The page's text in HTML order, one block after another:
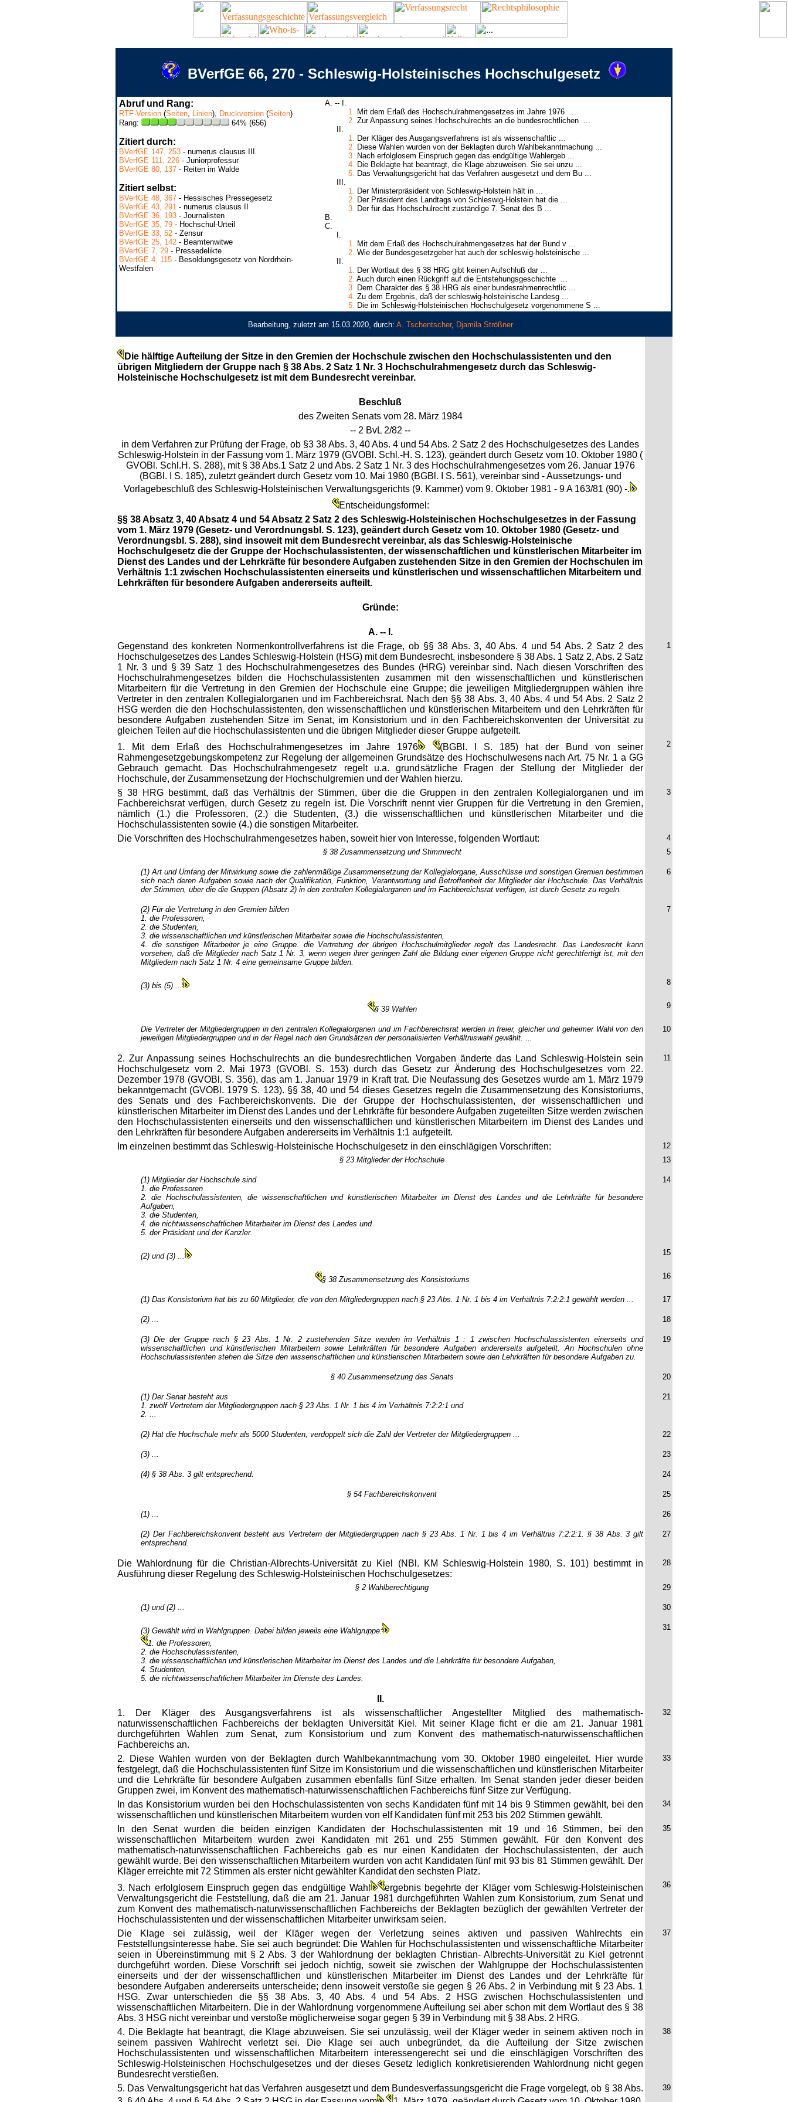
BVerfGE 66, 270 - Schleswig-Holsteinisches Hochschulgesetz
Abruf und Rang:
RTF-Version (Seiten, Linien), Druckversion (Seiten)
Rang:
64% (656)
Zitiert durch:
BVerfGE 147, 253 - numerus clausus III
BVerfGE 111, 226 - Juniorprofessur
BVerfGE 80, 137 - Reiten im Walde
Zitiert selbst:
BVerfGE 48, 367 - Hessisches Pressegesetz
BVerfGE 43, 291 - numerus clausus II
BVerfGE 36, 193 - Journalisten
BVerfGE 35, 79 - Hochschul-Urteil
BVerfGE 33, 52 - Zensur
BVerfGE 25, 142 - Beamtenwitwe
BVerfGE 7, 29 - Pressedelikte
BVerfGE 4, 115 - Besoldungsgesetz von Nordrhein-
Westfalen
A. -- I.
1. Mit dem Erlaß des Hochschulrahmengesetzes im Jahre 1976 ...
2. Zur Anpassung seines Hochschulrechts an die bundesrechtlichen ...
II.
1. Der Kläger des Ausgangsverfahrens ist als wissenschaftlic ...
2. Diese Wahlen wurden von der Beklagten durch Wahlbekanntmachung ...
3. Nach erfolglosem Einspruch gegen das endgültige Wahlergeb ...
4. Die Beklagte hat beantragt, die Klage abzuweisen. Sie sei unzu ...
5. Das Verwaltungsgericht hat das Verfahren ausgesetzt und dem Bu ...
III.
1. Der Ministerpräsident von Schleswig-Holstein hält in ...
2. Der Präsident des Landtags von Schleswig-Holstein hat die ...
3. Der für das Hochschulrecht zuständige 7. Senat des B ...
B.
C.
I.
1. Mit dem Erlaß des Hochschulrahmengesetzes hat der Bund v ...
2. Wie der Bundesgesetzgeber hat auch der schleswig-holsteinische ...
II.
1. Der Wortlaut des § 38 HRG gibt keinen Aufschluß dar ...
2. Auch durch einen Rückgriff auf die Entstehungsgeschichte ...
3. Dem Charakter des § 38 HRG als einer bundesrahmenrechtlic ...
4. Zu dem Ergebnis, daß der schleswig-holsteinische Landesg ...
5. Die im Schleswig-Holsteinischen Hochschulgesetz vorgenommene S ...
Bearbeitung, zuletzt am 15.03.2020, durch: A. Tschentscher, Djamila Strößner
Die hälftige Aufteilung der Sitze in den Gremien der Hochschule zwischen den Hochschulassistenten und den
übrigen Mitgliedern der Gruppe nach § 38 Abs. 2 Satz 1 Nr. 3 Hochschulrahmengesetz durch das Schleswig-
Holsteinische Hochschulgesetz ist mit dem Bundesrecht vereinbar.
Beschluß
des Zweiten Senats vom 28. März 1984
-- 2 BvL 2/82 --
in dem Verfahren zur Prüfung der Frage, ob §3 38 Abs. 3, 40 Abs. 4 und 54 Abs. 2 Satz 2 des Hochschulgesetzes des Landes
Schleswig-Holstein in der Fassung vom 1. März 1979 (GVOBl. Schl.-H. S. 123), geändert durch Gesetz vom 10. Oktober 1980 (
GVOBl. Schl.H. S. 288), mit § 38 Abs.1 Satz 2 und Abs. 2 Satz 1 Nr. 3 des Hochschulrahmengesetzes vom 26. Januar 1976
(BGBl. I S. 185), zuletzt geändert durch Gesetz vom 10. Mai 1980 (BGBl. I S. 561), vereinbar sind - Aussetzungs- und
Vorlagebeschluß des Schleswig-Holsteinischen Verwaltungsgerichts (9. Kammer) vom 9. Oktober 1981 - 9 A 163/81 (90) -.
Entscheidungsformel:
§§ 38 Absatz 3, 40 Absatz 4 und 54 Absatz 2 Satz 2 des Schleswig-Holsteinischen Hochschulgesetzes in der Fassung
vom 1. März 1979 (Gesetz- und Verordnungsbl. S. 123), geändert durch Gesetz vom 10. Oktober 1980 (Gesetz- und
Verordnungsbl. S. 288), sind insoweit mit dem Bundesrecht vereinbar, als das Schleswig-Holsteinische
Hochschulgesetz die der Gruppe der Hochschulassistenten, der wissenschaftlichen und künstlerischen Mitarbeiter im
Dienst des Landes und der Lehrkräfte für besondere Aufgaben zustehenden Sitze in den Gremien der Hochschulen im
Verhältnis 1:1 zwischen Hochschulassistenten einerseits und künstlerischen und wissenschaftlichen Mitarbeitern und
Lehrkräften für besondere Aufgaben andererseits aufteilt.
Gründe:
A. -- I.
Gegenstand des konkreten Normenkontrollverfahrens ist die Frage, ob §§ 38 Abs. 3, 40 Abs. 4 und 54 Abs. 2 Satz 2 des
Hochschulgesetzes des Landes Schleswig-Holstein (HSG) mit dem Bundesrecht, insbesondere § 38 Abs. 1 Satz 2, Abs. 2 Satz
1 Nr. 3 und § 39 Satz 1 des Hochschulrahmengesetzes des Bundes (HRG) vereinbar sind. Nach diesen Vorschriften des
Hochschulrahmengesetzes bilden die Hochschulassistenten zusammen mit den wissenschaftlichen und künstlerischen
Mitarbeitern für die Vertretung in den Gremien der Hochschule eine Gruppe; die jeweiligen Mitgliedergruppen wählen ihre
Vertreter in den zentralen Kollegialorganen und im Fachbereichsrat. Nach den §§ 38 Abs. 3, 40 Abs. 4 und 54 Abs. 2 Satz 2
HSG werden die den Hochschulassistenten, den wissenschaftlichen und künstlerischen Mitarbeitern und den Lehrkräften für
besondere Aufgaben zustehenden Sitze im Senat, im Konsistorium und in den Fachbereichskonventen der Universität zu
gleichen Teilen auf die Hochschulassistenten und die übrigen Mitglieder dieser Gruppe aufgeteilt.
1
1. Mit dem Erlaß des Hochschulrahmengesetzes im Jahre 1976
(BGBl. I S. 185) hat der Bund von seiner
Rahmengesetzgebungskompetenz zur Regelung der allgemeinen Grundsätze des Hochschulwesens nach Art. 75 Nr. 1 a GG
Gebrauch gemacht. Das Hochschulrahmengesetz regelt u.a. grundsätzliche Fragen der Stellung der Mitglieder der
Hochschule, der Zusammensetzung der Hochschulgremien und der Wahlen hierzu.
2
§ 38 HRG bestimmt, daß das Verhältnis der Stimmen, über die die Gruppen in den zentralen Kollegialorganen und im
Fachbereichsrat verfügen, durch Gesetz zu regeln ist. Die Vorschrift nennt vier Gruppen für die Vertretung in den Gremien,
nämlich (1.) die Professoren, (2.) die Studenten, (3.) die wissenschaftlichen und künstlerischen Mitarbeiter und die
Hochschulassistenten sowie (4.) die sonstigen Mitarbeiter.
3
Die Vorschriften des Hochschulrahmengesetzes haben, soweit hier von Interesse, folgenden Wortlaut:
4
§ 38 Zusammensetzung und Stimmrecht
5
(1) Art und Umfang der Mitwirkung sowie die zahlenmäßige Zusammensetzung der Kollegialorgane, Ausschüsse und sonstigen Gremien bestimmen
sich nach deren Aufgaben sowie nach der Qualifikation, Funktion, Verantwortung und Betroffenheit der Mitglieder der Hochschule. Das Verhältnis
der Stimmen, über die die Gruppen (Absatz 2) in den zentralen Kollegialorganen und im Fachbereichsrat verfügen, ist durch Gesetz zu regeln.
6
(2) Für die Vertretung in den Gremien bilden
1. die Professoren,
2. die Studenten,
3. die wissenschaftlichen und künstlerischen Mitarbeiter sowie die Hochschulassistenten,
4. die sonstigen Mitarbeiter je eine Gruppe. die Vertretung der übrigen Hochschulmitglieder regelt das Landesrecht. Das Landesrecht kann
vorsehen, daß die Mitglieder nach Satz 1 Nr. 3, wenn wegen ihrer geringen Zahl die Bildung einer eigenen Gruppe nicht gerechtfertigt ist, mit den
Mitgliedern nach Satz 1 Nr. 4 eine gemeinsame Gruppe bilden.
7
(3) bis (5) ... 8
§ 39 Wahlen 9
Die Vertreter der Mitgliedergruppen in den zentralen Kollegialorganen und im Fachbereichsrat werden in freier, gleicher und geheimer Wahl von den
jeweiligen Mitgliedergruppen und in der Regel nach den Grundsätzen der personalisierten Verhältniswahl gewählt. ...
10
2. Zur Anpassung seines Hochschulrechts an die bundesrechtlichen Vorgaben änderte das Land Schleswig-Holstein sein
Hochschulgesetz vom 2. Mai 1973 (GVOBl. S. 153) durch das Gesetz zur Änderung des Hochschulgesetzes vom 22.
Dezember 1978 (GVOBl. S. 356), das am 1. Januar 1979 in Kraft trat. Die Neufassung des Gesetzes wurde am 1. März 1979
bekanntgemacht (GVOBl. 1979 S. 123). §§ 38, 40 und 54 dieses Gesetzes regeln die Zusammensetzung des Konsistoriums,
des Senats und des Fachbereichskonvents. Die der Gruppe der Hochschulassistenten, der wissenschaftlichen und
künstlerischen Mitarbeiter im Dienst des Landes und der Lehrkräfte für besondere Aufgaben zugeteilten Sitze werden zwischen
den Hochschulassistenten einerseits und den wissenschaftlichen und künstlerischen Mitarbeitern im Dienst des Landes und
den Lehrkräften für besondere Aufgaben andererseits im Verhältnis 1:1 aufgeteilt.
11
Im einzelnen bestimmt das Schleswig-Holsteinische Hochschulgesetz in den einschlägigen Vorschriften:
12
§ 23 Mitglieder der Hochschule
13
(1) Mitglieder der Hochschule sind
1. die Professoren
2. die Hochschulassistenten, die wissenschaftlichen und künstlerischen Mitarbeiter im Dienst des Landes und die Lehrkräfte für besondere
Aufgaben,
3. die Studenten,
4. die nichtwissenschaftlichen Mitarbeiter im Dienst des Landes und
5. der Präsident und der Kanzler.
14
(2) und (3) ... 15
§ 38 Zusammensetzung des Konsistoriums 16
(1) Das Konsistorium hat bis zu 60 Mitglieder, die von den Mitgliedergruppen nach § 23 Abs. 1 Nr. 1 bis 4 im Verhältnis 7:2:2:1 gewählt werden ... 17
(2) ... 18
(3) Die der Gruppe nach § 23 Abs. 1 Nr. 2 zustehenden Sitze werden im Verhältnis 1 : 1 zwischen Hochschulassistenten einerseits und
wissenschaftlichen und künstlerischen Mitarbeitern sowie Lehrkräften für besondere Aufgaben andererseits aufgeteilt. An Hochschulen ohne
Hochschulassistenten stehen die Sitze den wissenschaftlichen und künstlerischen Mitarbeitern sowie den Lehrkräften für besondere Aufgaben zu.
19
§ 40 Zusammensetzung des Senats 20
(1) Der Senat besteht aus
1. zwölf Vertretern der Mitgliedergruppen nach § 23 Abs. 1 Nr. 1 bis 4 im Verhältnis 7:2:2:1 und
2. ...
21
(2) Hat die Hochschule mehr als 5000 Studenten, verdoppelt sich die Zahl der Vertreter der Mitgliedergruppen ... 22
(3) ... 23
(4) § 38 Abs. 3 gilt entsprechend. 24
§ 54 Fachbereichskonvent 25
(1) ... 26
(2) Der Fachbereichskonvent besteht aus Vertretern der Mitgliedergruppen nach § 23 Abs. 1 Nr. 1 bis 4 im Verhältnis 7:2:2:1. § 38 Abs. 3 gilt
entsprechend.
27
Die Wahlordnung für die Christian-Albrechts-Universität zu Kiel (NBl. KM Schleswig-Holstein 1980, S. 101) bestimmt in
Ausführung dieser Regelung des Schleswig-Holsteinischen Hochschulgesetzes:
28
§ 2 Wahlberechtigung 29
(1) und (2) ... 30
(3) Gewählt wird in Wahlgruppen. Dabei bilden jeweils eine Wahlgruppe:
1. die Professoren,
2. die Hochschulassistenten,
3. die wissenschaftlichen und künstlerischen Mitarbeiter im Dienst des Landes und die Lehrkräfte für besondere Aufgaben,
4. Studenten,
5. die nichtwissenschaftlichen Mitarbeiter im Dienste des Landes.
31
II.
1. Der Kläger des Ausgangsverfahrens ist als wissenschaftlicher Angestellter Mitglied des mathematisch-
naturwissenschaftlichen Fachbereichs der beklagten Universität Kiel. Mit seiner Klage ficht er die am 21. Januar 1981
durchgeführten Wahlen zum Senat, zum Konsistorium und zum Konvent des mathematisch-naturwissenschaftlichen
Fachbereichs an.
32
2. Diese Wahlen wurden von der Beklagten durch Wahlbekanntmachung vom 30. Oktober 1980 eingeleitet. Hier wurde
festgelegt, daß die Hochschulassistenten fünf Sitze im Konsistorium und die wissenschaftlichen und künstlerischen Mitarbeiter
und die Lehrkräfte für besondere Aufgaben zusammen ebenfalls fünf Sitze erhalten. Im Senat standen jeder dieser beiden
Gruppen zwei, im Konvent des mathematisch-naturwissenschaftlichen Fachbereichs fünf Sitze zur Verfügung.
33
In das Konsistorium wurden bei den Hochschulassistenten von sechs Kandidaten fünf mit 14 bis 9 Stimmen gewählt, bei den
wissenschaftlichen und künstlerischen Mitarbeitern wurden von elf Kandidaten fünf mit 253 bis 202 Stimmen gewählt.
34
In den Senat wurden die beiden einzigen Kandidaten der Hochschulassistenten mit 19 und 16 Stimmen, bei den
wissenschaftlichen Mitarbeitern wurden zwei Kandidaten mit 261 und 255 Stimmen gewählt. Für den Konvent des
mathematisch-naturwissenschaftlichen Fachbereichs gab es nur einen Kandidaten der Hochschulassistenten, der auch
gewählt wurde. Bei den wissenschaftlichen Mitarbeitern wurden von acht Kandidaten fünf mit 93 bis 81 Stimmen gewählt. Der
Kläger erreichte mit 72 Stimmen als erster nicht gewählter Kandidat den sechsten Platz.
35
3. Nach erfolglosem Einspruch gegen das endgültige Wahl
ergebnis begehrte der Kläger vom Schleswig-Holsteinischen
Verwaltungsgericht die Feststellung, daß die am 21. Januar 1981 durchgeführten Wahlen zum Konsistorium, zum Senat und
zum Konvent des mathematisch-naturwissenschaftlichen Fachbereichs der Beklagten bezüglich der gewählten Vertreter der
Hochschulassistenten und der wissenschaftlichen Mitarbeiter unwirksam seien.
36
Die Klage sei zulässig, weil der Kläger wegen der Verletzung seines aktiven und passiven Wahlrechts ein
Feststellungsinteresse habe. Sie sei auch begründet: Die Wahlen für Hochschulassistenten und wissenschaftliche Mitarbeiter
seien in Übereinstimmung mit § 2 Abs. 3 der Wahlordnung der beklagten Christian- Albrechts-Universität zu Kiel getrennt
durchgeführt worden. Diese Vorschrift sei jedoch nichtig, soweit sie zwischen der Wahlgruppe der Hochschulassistenten
einerseits und der der wissenschaftlichen und künstlerischen Mitarbeiter im Dienst des Landes und der Lehrkräfte für
besondere Aufgaben andererseits unterscheide; denn insoweit verstoße sie gegen § 26 Abs. 2 in Verbindung mit § 23 Abs. 1
HSG. Zwar unterschieden die §§ 38 Abs. 3, 40 Abs. 4 und 54 Abs. 2 HSG zwischen Hochschulassistenten und
wissenschaftlichen Mitarbeitern. Die in der Wahlordnung vorgenommene Aufteilung sei aber schon mit dem Wortlaut des § 38
Abs. 3 HSG nicht vereinbar und verstoße möglicherweise sogar gegen § 39 in Verbindung mit § 38 Abs. 2 HRG.
37
4. Die Beklagte hat beantragt, die Klage abzuweisen. Sie sei unzulässig, weil der Kläger weder in seinem aktiven noch in
seinem passiven Wahlrecht verletzt sei. Die Klage sei auch unbegründet, da die Aufteilung der Sitze zwischen
Hochschulassistenten und wissenschaftlichen Mitarbeitern interessengerecht sei und die einschlägigen Vorschriften des
Schleswig-Holsteinischen Hochschulgesetzes und der dieses Gesetz lediglich konkretisierenden Wahlordnung nicht gegen
Bundesrecht verstießen.
38
5. Das Verwaltungsgericht hat das Verfahren ausgesetzt und dem Bundesverfassungsgericht die Frage vorgelegt, ob § 38 Abs.
39